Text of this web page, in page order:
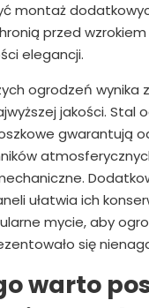
montaż
przed
elegancji.
ogrodzeń wynika
jakości. Stal
gwarantują
ułatwia ich
mycie, aby
się
warto